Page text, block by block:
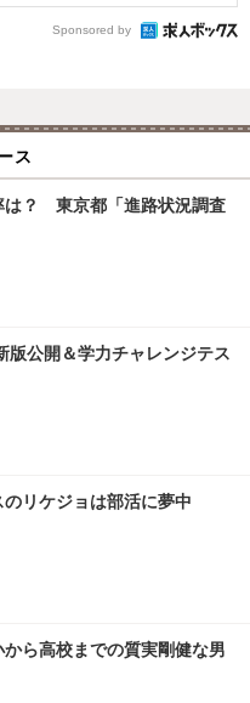
Sponsored by
ス
は？ 東京都「進路状況調査
版公開＆学力チャレンジテス
のリケジョは部活に夢中
から高校までの質実剛健な男